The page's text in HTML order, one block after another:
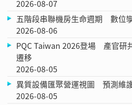
2026-08-07
五階段串聯機房生命週期 數位
2026-08-06
PQC Taiwan 2026登場 產官研
遷移
2026-08-05
異質設備匯聚營運視圖 預測維
2026-08-05